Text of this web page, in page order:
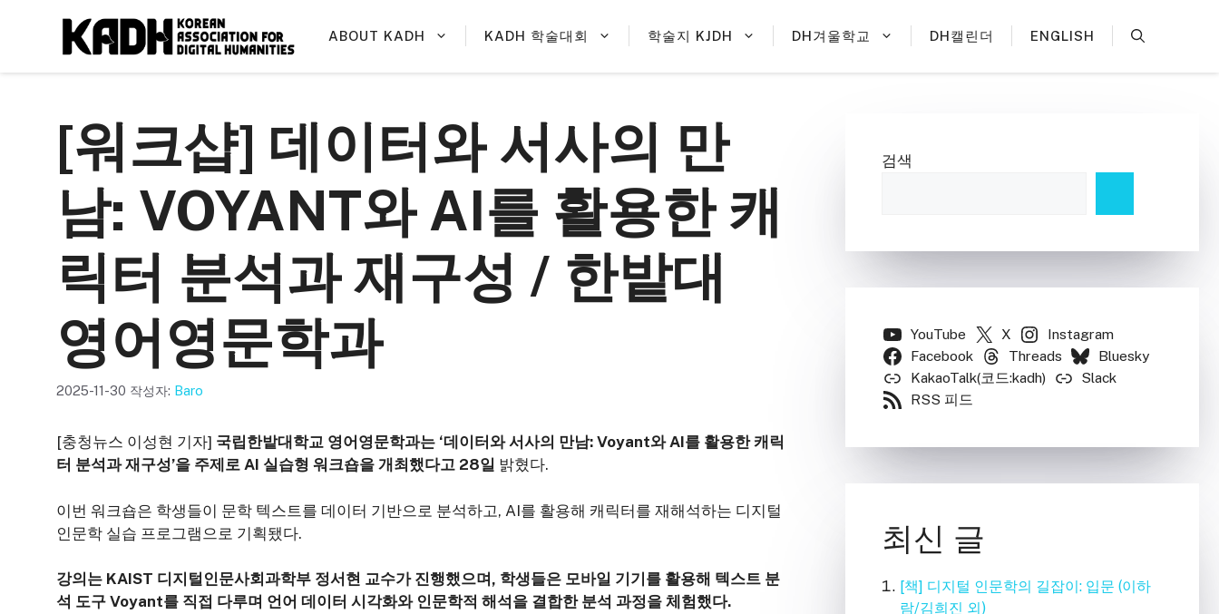
ABOUT KADH KADH 학술대회 학술지 KJDH DH겨울학교 DH캘린더 ENGLISH
[워크샵] 데이터와 서사의 만
남: VOYANT와 AI를 활용한 캐
릭터 분석과 재구성 / 한밭대
영어영문학과
2025-11-30 작성자: Baro
[충청뉴스 이성현 기자] 국립한밭대학교 영어영문학과는 ‘데이터와 서사의 만남: Voyant와 AI를 활용한 캐릭
터 분석과 재구성’을 주제로 AI 실습형 워크숍을 개최했다고 28일 밝혔다.
이번 워크숍은 학생들이 문학 텍스트를 데이터 기반으로 분석하고, AI를 활용해 캐릭터를 재해석하는 디지털
인문학 실습 프로그램으로 기획됐다.
강의는 KAIST 디지털인문사회과학부 정서현 교수가 진행했으며, 학생들은 모바일 기기를 활용해 텍스트 분
석 도구 Voyant를 직접 다루며 언어 데이터 시각화와 인문학적 해석을 결합한 분석 과정을 체험했다.
검색
YouTube X
Instagram
Facebook
Threads
Bluesky
KakaoTalk(코드:kadh)
Slack
RSS 피드
최신 글
[책] 디지털 인문학의 길잡이: 입문 (이하
람/김희진 외)